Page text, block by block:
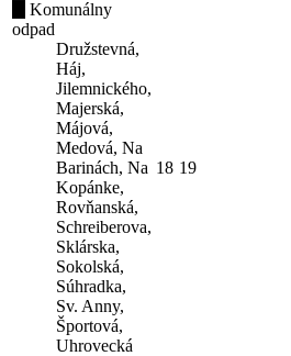
Komunálny
odpad
Družstevná,
Háj,
Jilemnického,
Majerská,
Májová,
Medová, Na
Barinách, Na
Kopánke,
Rovňanská,
Schreiberova,
Sklárska,
Sokolská,
Súhradka,
Sv. Anny,
Športová,
Uhrovecká
18 19